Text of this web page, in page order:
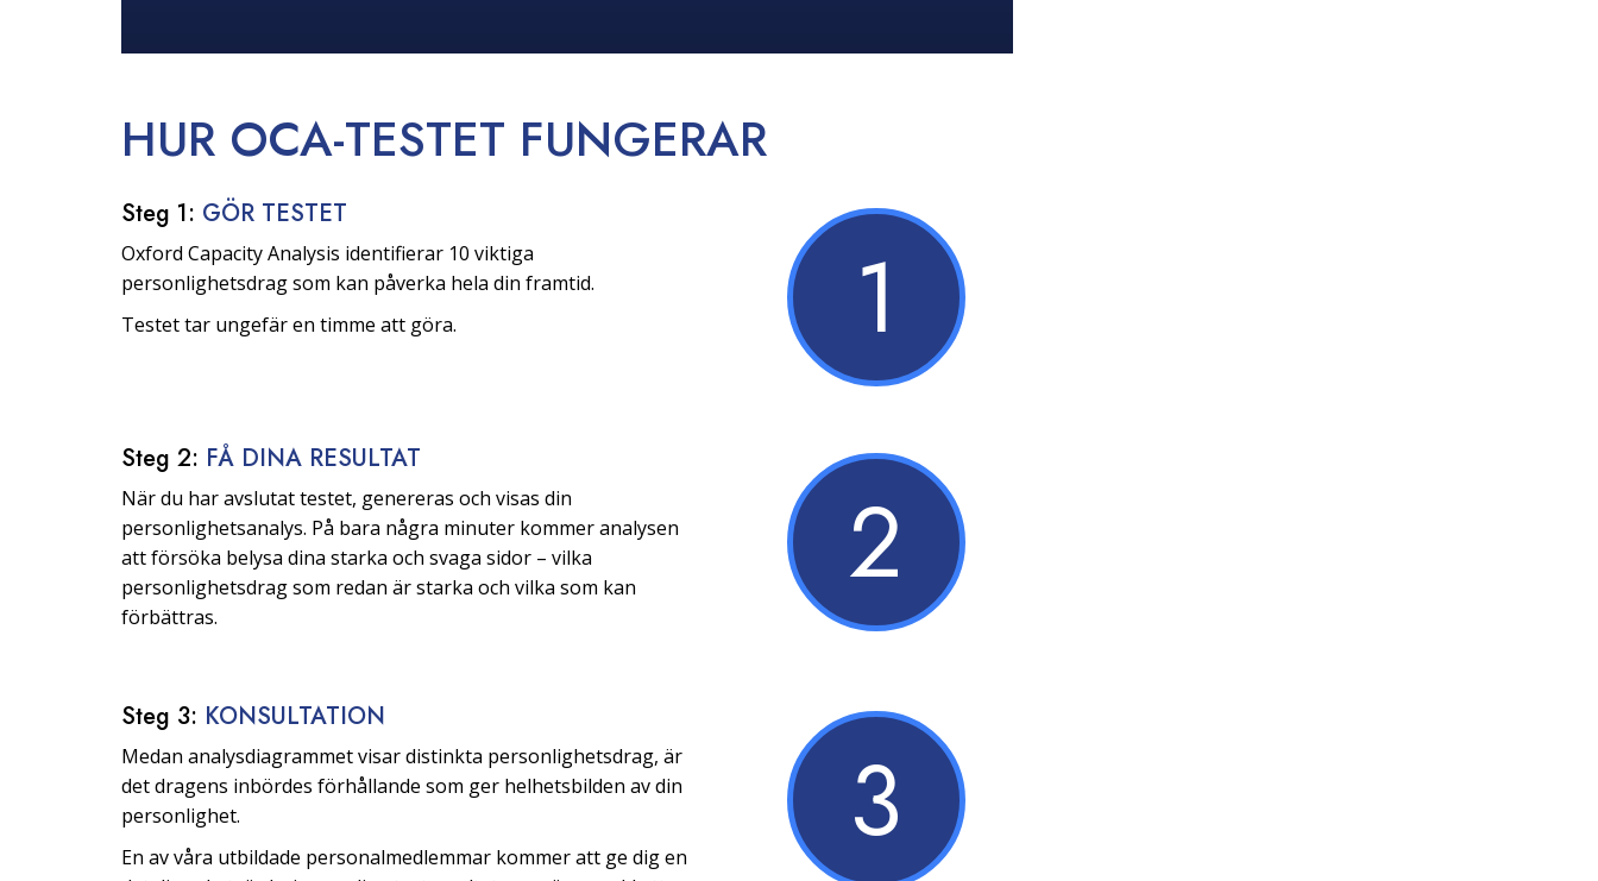
HUR OCA-TESTET FUNGERAR
Steg 1: GÖR TESTET
Oxford Capacity Analysis identifierar 10 viktiga
personlighetsdrag som kan påverka hela din framtid.
Testet tar ungefär en timme att göra.
1
Steg 2: FÅ DINA RESULTAT
När du har avslutat testet, genereras och visas din
personlighetsanalys. På bara några minuter kommer analysen
att försöka belysa dina starka och svaga sidor – vilka
personlighetsdrag som redan är starka och vilka som kan
förbättras.
2
Steg 3: KONSULTATION
Medan analysdiagrammet visar distinkta personlighetsdrag, är
det dragens inbördes förhållande som ger helhetsbilden av din
personlighet.
En av våra utbildade personalmedlemmar kommer att ge dig en
3